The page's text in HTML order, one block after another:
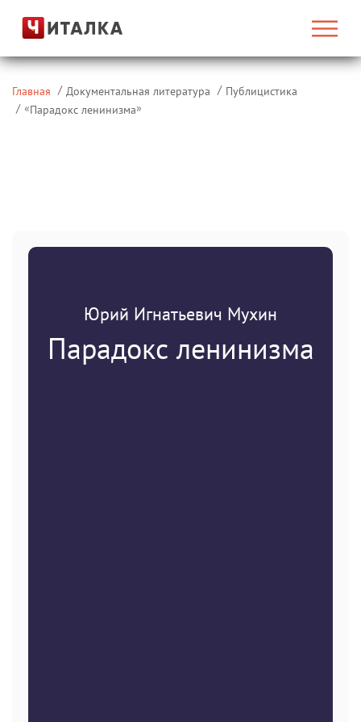
Главная Документальная литература
Публицистика
«Парадокс ленинизма»
Юрий Игнатьевич Мухин
Парадокс ленинизма